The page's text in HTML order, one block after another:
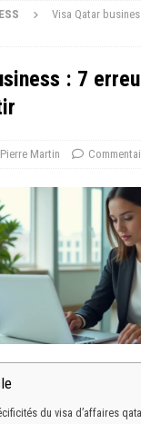
Visa Qatar
: 7
Pierre Martin
du visa d’affaires